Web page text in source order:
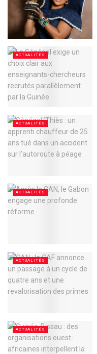
ACTUALITÉS
ACTUALITÉS
ACTUALITÉS
ACTUALITÉS
ACTUALITÉS